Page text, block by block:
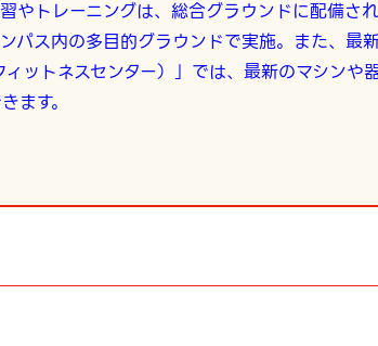
やトレーニングは、総合グラウンドに配備さ
パス内の多目的グラウンドで実施。また、最
ットネスセンター）」では、最新のマシンや
ます。